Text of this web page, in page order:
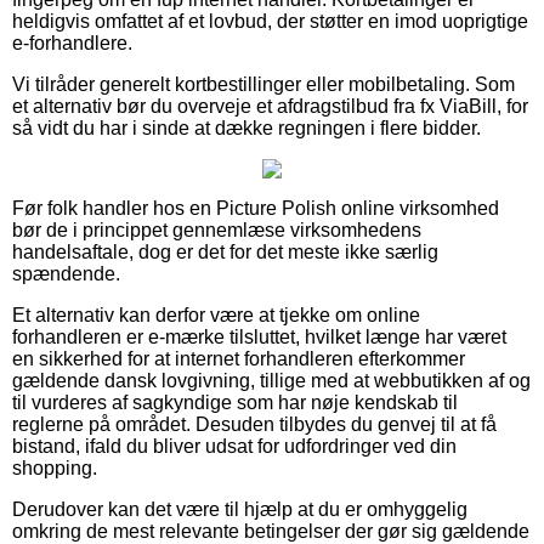
heldigvis omfattet af et lovbud, der støtter en imod uoprigtige
e-forhandlere.
Vi tilråder generelt kortbestillinger eller mobilbetaling. Som
et alternativ bør du overveje et afdragstilbud fra fx ViaBill, for
så vidt du har i sinde at dække regningen i flere bidder.
Før folk handler hos en Picture Polish online virksomhed
bør de i princippet gennemlæse virksomhedens
handelsaftale, dog er det for det meste ikke særlig
spændende.
Et alternativ kan derfor være at tjekke om online
forhandleren er e-mærke tilsluttet, hvilket længe har været
en sikkerhed for at internet forhandleren efterkommer
gældende dansk lovgivning, tillige med at webbutikken af og
til vurderes af sagkyndige som har nøje kendskab til
reglerne på området. Desuden tilbydes du genvej til at få
bistand, ifald du bliver udsat for udfordringer ved din
shopping.
Derudover kan det være til hjælp at du er omhyggelig
omkring de mest relevante betingelser der gør sig gældende